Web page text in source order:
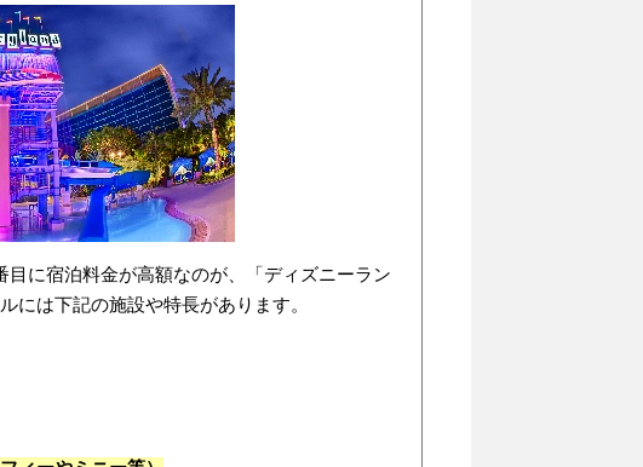
に宿泊料金が高額なのが、「ディズニーラン
には下記の施設や特長があります。